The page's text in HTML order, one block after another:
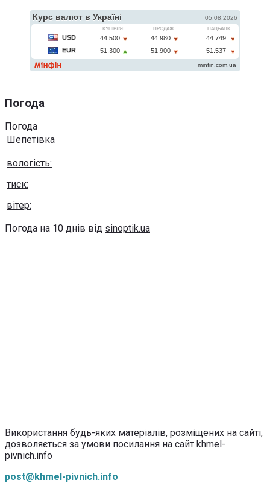
Погода
Погода
Шепетівка
вологість:
тиск:
вітер:
Погода на 10 днів від sinoptik.ua
Використання будь-яких матеріалів, розміщених на сайті,
дозволяється за умови посилання на сайт khmel-
pivnich.info
post@khmel-pivnich.info